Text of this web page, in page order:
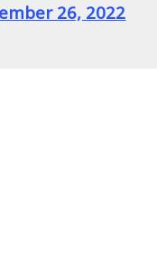
26, 2022